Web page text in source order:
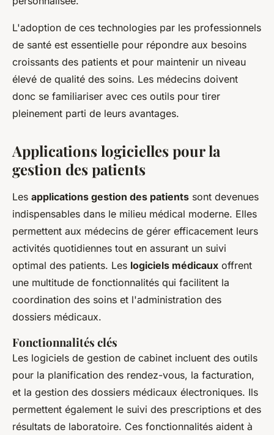
L'adoption de ces technologies par les professionnels
de santé est essentielle pour répondre aux besoins
croissants des patients et pour maintenir un niveau
élevé de qualité des soins. Les médecins doivent
donc se familiariser avec ces outils pour tirer
pleinement parti de leurs avantages.
Applications logicielles pour la
gestion des patients
Les applications gestion des patients sont devenues
indispensables dans le milieu médical moderne. Elles
permettent aux médecins de gérer efficacement leurs
activités quotidiennes tout en assurant un suivi
optimal des patients. Les logiciels médicaux offrent
une multitude de fonctionnalités qui facilitent la
coordination des soins et l'administration des
dossiers médicaux.
Fonctionnalités clés
Les logiciels de gestion de cabinet incluent des outils
pour la planification des rendez-vous, la facturation,
et la gestion des dossiers médicaux électroniques. Ils
permettent également le suivi des prescriptions et des
résultats de laboratoire. Ces fonctionnalités aident à